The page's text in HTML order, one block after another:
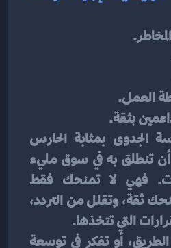
العمل.
بثقة.
التي تتخذها.